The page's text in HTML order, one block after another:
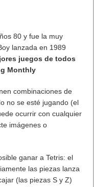
80 y fue la muy
lanzada en 1989
juegos de todos
Monthly
combinaciones de
no se esté jugando (el
ocurrir con cualquier
imágenes o
ganar a Tetris: el
las piezas lanza
(las piezas S y Z)